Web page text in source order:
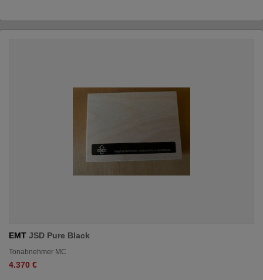
EMT JSD Pure Black
Tonabnehmer MC
4.370 €